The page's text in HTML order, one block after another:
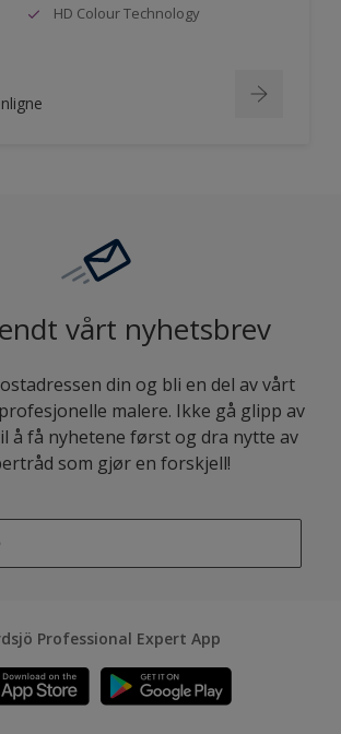
HD Colour Technology
vårt nyhetsbrev
din og bli en del av vårt
malere. Ikke gå glipp av
å få nyhetene først og dra nytte av
som gjør en forskjell!
Professional Expert App